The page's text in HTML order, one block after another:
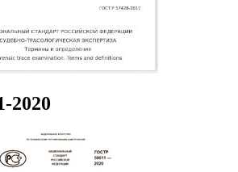
2020